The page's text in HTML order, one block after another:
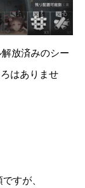
放済みのシー
はありませ
すが、